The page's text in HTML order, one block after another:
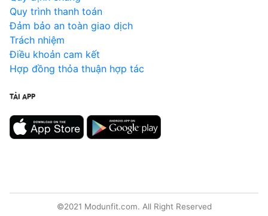
Quy trình thanh toán
Đảm bảo an toàn giao dịch
Trách nhiệm
Điều khoản cam kết
Hợp đồng thỏa thuận hợp tác
TẢI APP
©2021 Modunfit.com. All Right Reserved